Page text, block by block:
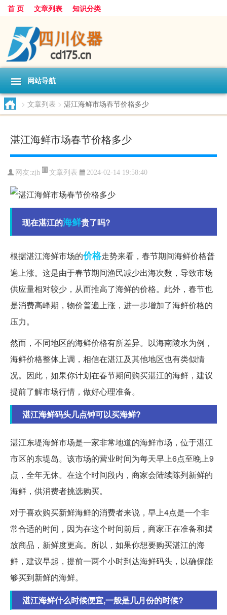
首 页 文章列表 知识分类
网站导航
> 文章列表 > 湛江海鲜市场春节价格多少
湛江海鲜市场春节价格多少
网友:zjh 文章列表 2024-02-14 19:58:40
现在湛江的海鲜贵了吗?
根据湛江海鲜市场的价格走势来看，春节期间海鲜价格普
遍上涨。这是由于春节期间渔民减少出海次数，导致市场
供应量相对较少，从而推高了海鲜的价格。此外，春节也
是消费高峰期，物价普遍上涨，进一步增加了海鲜价格的
压力。
然而，不同地区的海鲜价格有所差异。以海南陵水为例，
海鲜价格整体上调，相信在湛江及其他地区也有类似情
况。因此，如果你计划在春节期间购买湛江的海鲜，建议
提前了解市场行情，做好心理准备。
湛江海鲜码头几点钟可以买海鲜?
湛江东堤海鲜市场是一家非常地道的海鲜市场，位于湛江
市区的东堤岛。该市场的营业时间为每天早上6点至晚上9
点，全年无休。在这个时间段内，商家会陆续陈列新鲜的
海鲜，供消费者挑选购买。
对于喜欢购买新鲜海鲜的消费者来说，早上4点是一个非
常合适的时间，因为在这个时间前后，商家正在准备和摆
放商品，新鲜度更高。所以，如果你想要购买湛江的海
鲜，建议早起，提前一两个小时到达海鲜码头，以确保能
够买到新鲜的海鲜。
湛江海鲜什么时候便宜,一般是几月份的时候?